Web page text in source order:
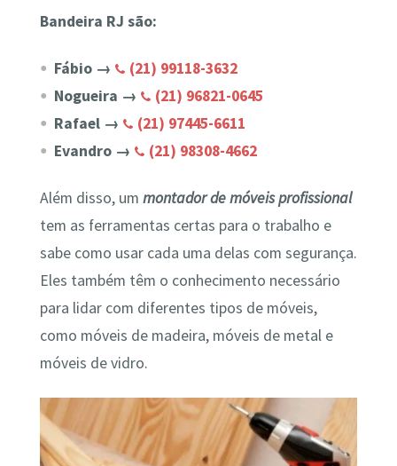
Bandeira RJ são:
Fábio →
(21) 99118-3632
Nogueira →
(21) 96821-0645
Rafael →
(21) 97445-6611
Evandro →
(21) 98308-4662
Além disso, um montador de móveis profissional
tem as ferramentas certas para o trabalho e
sabe como usar cada uma delas com segurança.
Eles também têm o conhecimento necessário
para lidar com diferentes tipos de móveis,
como móveis de madeira, móveis de metal e
móveis de vidro.